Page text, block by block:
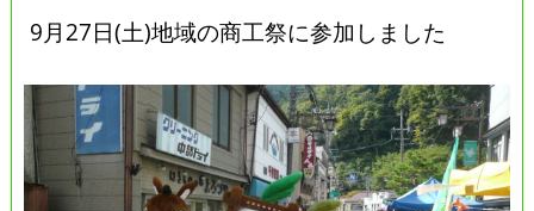
9月27日(土)地域の商工祭に参加しました